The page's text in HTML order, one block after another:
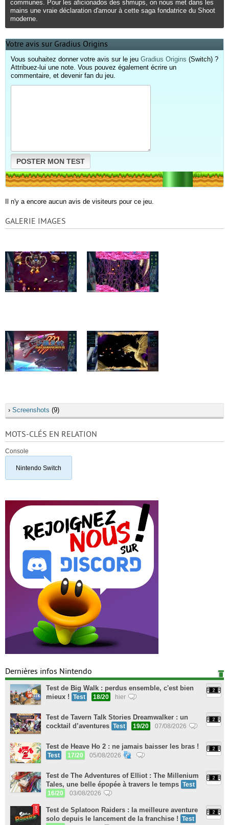
communes. Pour les aficionados des shmups, on nous met dans les
mains une vraie déclaration d'amour à cette saga fondatrice du Shoot
moderne.
Votre avis sur Gradius Origins
Vous souhaitez donner votre avis sur le jeu Gradius Origins (Switch) ?
Attribuez-lui une note. Vous pouvez également écrire un
commentaire, et devenir fan du jeu.
POSTER MON TEST
Il n'y a encore aucun avis de visiteurs pour ce jeu.
GALERIE IMAGES
› Screenshots (9)
MOTS-CLÉS EN RELATION
Console
Nintendo Switch
Dernières infos Nintendo
Test de Big Walk : perdus ensemble, c'est bien
mieux !
Test 18/20 hier
Test de Tavern Talk Stories Dreamwalker : un
cocktail d’aventures Test 19/20 07/08/2026
Test de Heave Ho 2 : ne jamais baisser les bras !
Test 17/20 05/08/2026
Test de The Adventures of Elliot : The Millenium
Tales, une belle épopée à travers le temps Test
16/20
03/08/2026
Test de Splatoon Raiders : la meilleure aventure
solo depuis le lancement de la franchise !
Test